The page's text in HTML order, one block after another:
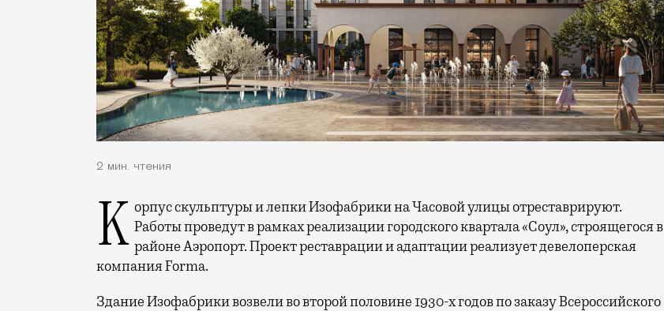
2 мин. чтения
Корпус скульптуры и лепки Изофабрики на Часовой улицы отреставрируют. Работы проведут в рамках реализации городского квартала «Соул», строящегося в
районе Аэропорт. Проект реставрации и адаптации реализует девелоперская
компания Forma.
Здание Изофабрики возвели во второй половине 1930-х годов по заказу Всероссийского